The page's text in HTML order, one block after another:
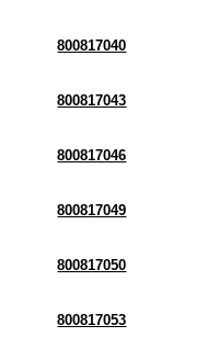
800817040
800817043
800817046
800817049
800817050
800817053